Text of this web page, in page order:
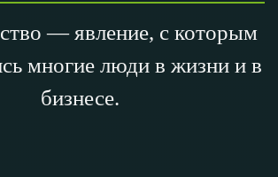
— явление, с которым
многие люди в жизни и в
бизнесе.